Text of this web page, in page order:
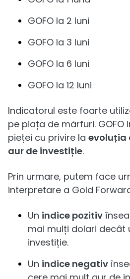
GOFO la 2 luni
GOFO la 3 luni
GOFO la 6 luni
GOFO la 12 luni
Indicatorul este foarte
pe piața de mărfuri. GOFO
pieței cu privire la evoluția
aur de investiție.
Prin urmare, putem face
interpretare a Gold
Un indice pozitiv
mai mulți dolari decât
investiție.
Un indice negativ